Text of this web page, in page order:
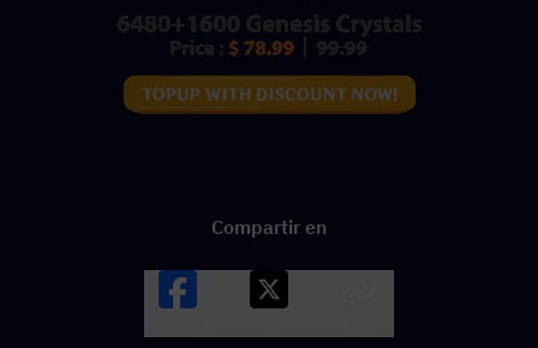
Compartir en